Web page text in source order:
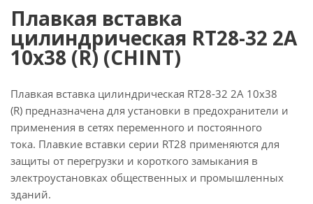
Плавкая вставка
цилиндрическая RT28-32 2A
10х38 (R) (CHINT)
Плавкая вставка цилиндрическая RT28-32 2A 10х38
(R) предназначена для установки в предохранители и
применения в сетях переменного и постоянного
тока. Плавкие вставки серии RT28 применяются для
защиты от перегрузки и короткого замыкания в
электроустановках общественных и промышленных
зданий.